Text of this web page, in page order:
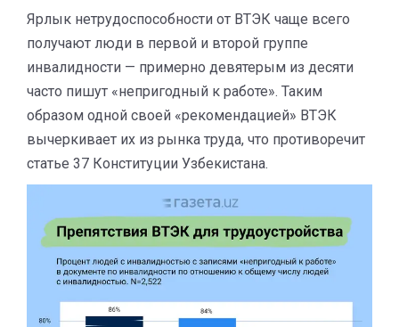
Ярлык нетрудоспособности от ВТЭК чаще всего
получают люди в первой и второй группе
инвалидности — примерно девятерым из десяти
часто пишут «непригодный к работе». Таким
образом одной своей «рекомендацией» ВТЭК
вычеркивает их из рынка труда, что противоречит
статье 37 Конституции Узбекистана.